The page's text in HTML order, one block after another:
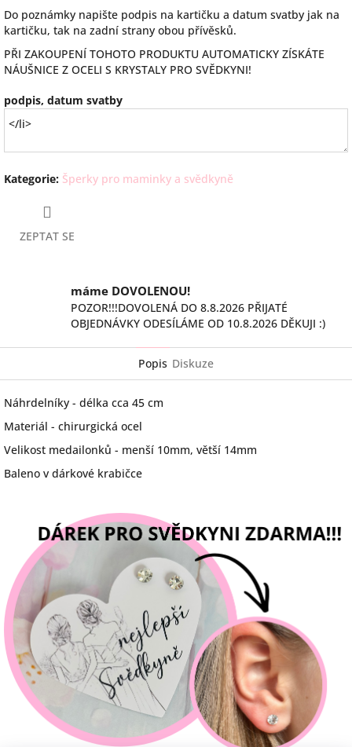
Do poznámky napište podpis na kartičku a datum svatby jak na
kartičku, tak na zadní strany obou přívěsků.
PŘI ZAKOUPENÍ TOHOTO PRODUKTU AUTOMATICKY ZÍSKÁTE
NÁUŠNICE Z OCELI S KRYSTALY PRO SVĚDKYNI!
podpis, datum svatby
Kategorie: Šperky pro maminky a svědkyně
ZEPTAT SE
máme DOVOLENOU!
POZOR!!!DOVOLENÁ DO 8.8.2026 PŘIJATÉ
OBJEDNÁVKY ODESÍLÁME OD 10.8.2026 DĚKUJI :)
Popis Diskuze
Náhrdelníky - délka cca 45 cm
Materiál - chirurgická ocel
Velikost medailonků - menší 10mm, větší 14mm
Baleno v dárkové krabičce